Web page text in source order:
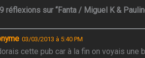
réflexions sur “Fanta / Miguel K &
03/03/2013 à 5:40 PM
cette pub car à la fin on voyais une